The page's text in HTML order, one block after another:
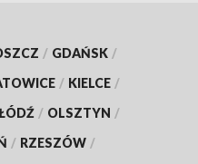
/ GDAŃSK /
/ KIELCE /
/ OLSZTYN /
/ RZESZÓW /